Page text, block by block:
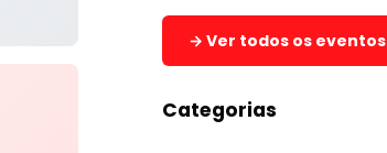
→ Ver todos os eventos
Categorias